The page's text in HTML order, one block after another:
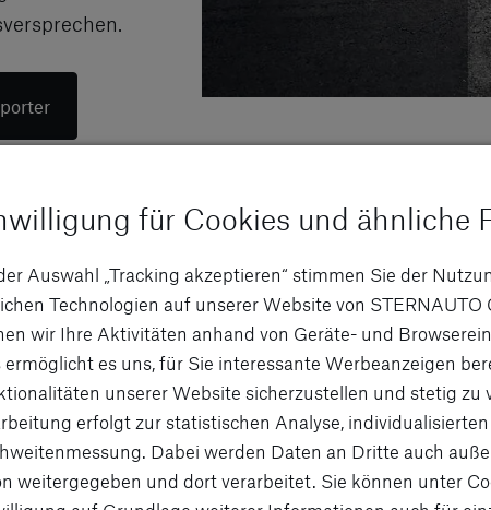
für Cookies und ähnliche
Auswahl „Tracking akzeptieren“ stimmen Sie der
Technologien auf unserer Website von STERNAUTO
wir Ihre Aktivitäten anhand von Geräte- und
ermöglicht es uns, für Sie interessante Werbeanzeigen
unserer Website sicherzustellen und stetig zu
erfolgt zur statistischen Analyse,
Dabei werden Daten an Dritte auch
weitergegeben und dort verarbeitet. Sie können unter